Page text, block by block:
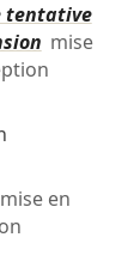
tentative
mise
mise en